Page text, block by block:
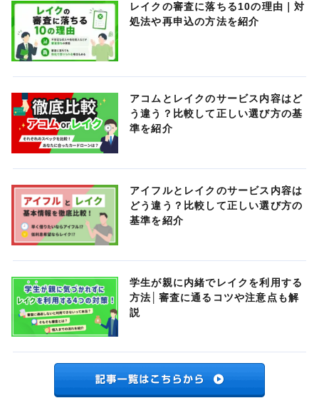
レイクの審査に落ちる10の理由｜対
処法や再申込の方法を紹介
アコムとレイクのサービス内容はど
う違う？比較して正しい選び方の基
準を紹介
アイフルとレイクのサービス内容は
どう違う？比較して正しい選び方の
基準を紹介
学生が親に内緒でレイクを利用する
方法│審査に通るコツや注意点も解
説